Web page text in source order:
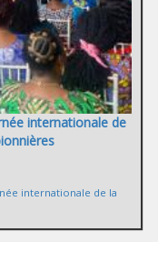
internationale de
internationale de la